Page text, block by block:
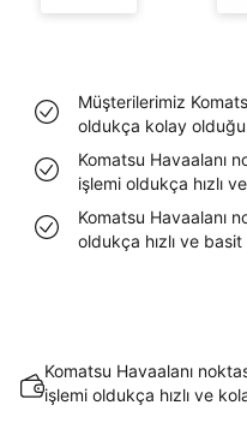
Müşterilerimiz
oldukça kolay
Komatsu Havaalanı
işlemi oldukça hızlı
Komatsu Havaalanı
oldukça hızlı ve basit
Komatsu Havaalanı
işlemi oldukça hızlı ve